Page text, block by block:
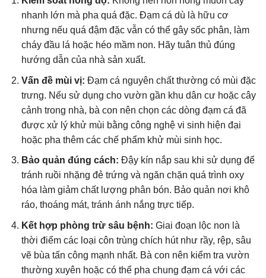
nhanh lớn mà pha quá đặc. Đạm cá dù là hữu cơ
nhưng nếu quá đậm đặc vẫn có thể gây sốc phân, làm
cháy đầu lá hoặc héo mầm non. Hãy tuân thủ đúng
hướng dẫn của nhà sản xuất.
Vấn đề mùi vị: Đạm cá nguyên chất thường có mùi đặc
trưng. Nếu sử dụng cho vườn gần khu dân cư hoặc cây
cảnh trong nhà, bà con nên chọn các dòng đạm cá đã
được xử lý khử mùi bằng công nghệ vi sinh hiện đại
hoặc pha thêm các chế phẩm khử mùi sinh học.
Bảo quản đúng cách: Đậy kín nắp sau khi sử dụng để
tránh ruồi nhặng đẻ trứng và ngăn chặn quá trình oxy
hóa làm giảm chất lượng phân bón. Bảo quản nơi khô
ráo, thoáng mát, tránh ánh nắng trực tiếp.
Kết hợp phòng trừ sâu bệnh: Giai đoạn lộc non là
thời điểm các loại côn trùng chích hút như rầy, rệp, sâu
vẽ bùa tấn công mạnh nhất. Bà con nên kiểm tra vườn
thường xuyên hoặc có thể pha chung đạm cá với các